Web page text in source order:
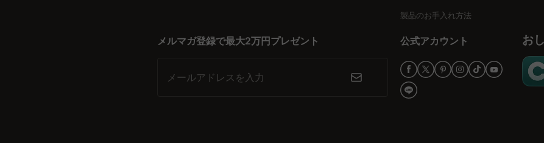
製品のお手入れ方法
メルマガ登録で最大2万円プレゼント
メールアドレスを入力
公式アカウント お